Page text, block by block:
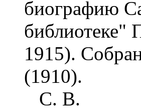
биографию
библиотеке"
1915).
(1910).
С. В.